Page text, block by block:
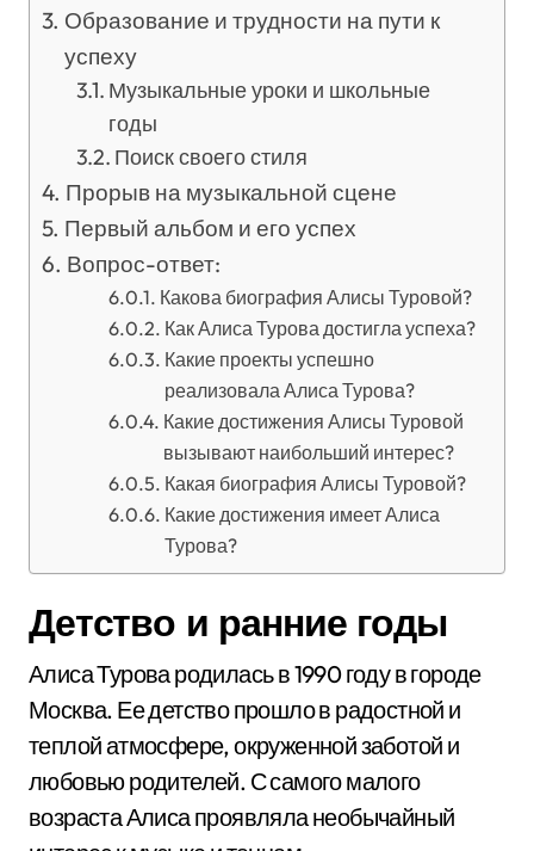
Образование и трудности на пути к
успеху
Музыкальные уроки и школьные
годы
Поиск своего стиля
Прорыв на музыкальной сцене
Первый альбом и его успех
Вопрос-ответ:
Какова биография Алисы Туровой?
Как Алиса Турова достигла успеха?
Какие проекты успешно
реализовала Алиса Турова?
Какие достижения Алисы Туровой
вызывают наибольший интерес?
Какая биография Алисы Туровой?
Какие достижения имеет Алиса
Турова?
Детство и ранние годы
Алиса Турова родилась в 1990 году в городе
Москва. Ее детство прошло в радостной и
теплой атмосфере, окруженной заботой и
любовью родителей. С самого малого
возраста Алиса проявляла необычайный